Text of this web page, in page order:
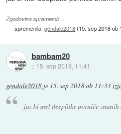
Zgodovina sprememb…
spremenilo:gendale2018(15. sep 2018 ob
bambam20
:: 15. sep 2018, 11:41
gendale2018 je 15. sep 2018 ob 11:33
jaz bi mel deepfake porniče znanih